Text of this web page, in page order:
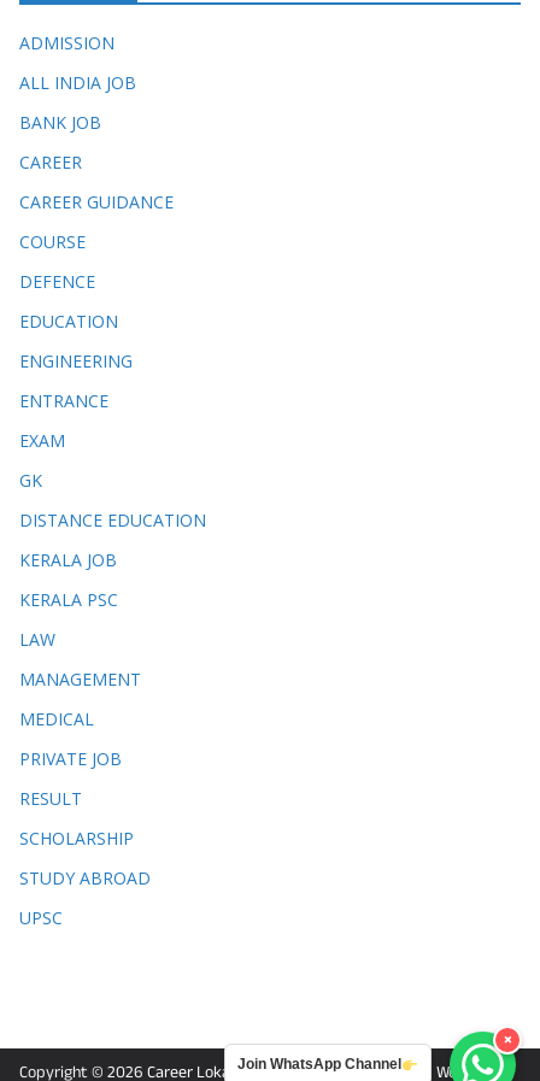
ADMISSION
ALL INDIA JOB
BANK JOB
CAREER
CAREER GUIDANCE
COURSE
DEFENCE
EDUCATION
ENGINEERING
ENTRANCE
EXAM
GK
DISTANCE EDUCATION
KERALA JOB
KERALA PSC
LAW
MANAGEMENT
MEDICAL
PRIVATE JOB
RESULT
SCHOLARSHIP
STUDY ABROAD
UPSC
Copyright © 2026 Career Lokam. Powered byColorMagand WordPress .
Join WhatsApp Channel
×